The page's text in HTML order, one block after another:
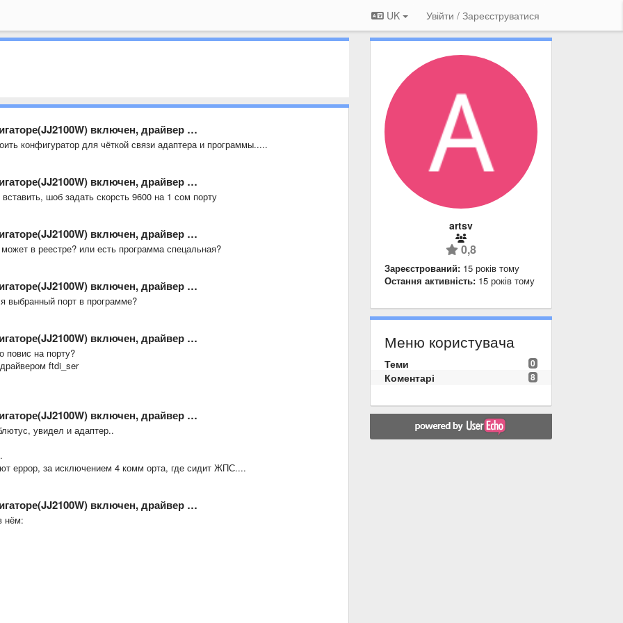
UK Увійти / Зареєструватися
включен, драйвер …
конфигуратор для чёткой связи адаптера и программы.....
включен, драйвер …
шоб задать скорсть 9600 на 1 сом порту
включен, драйвер …
в реестре? или есть программа спецальная?
включен, драйвер …
выбранный порт в программе?
включен, драйвер …
повис на порту?
ftdi_ser
включен, драйвер …
увидел и адаптер..
еррор, за исключением 4 комм орта, где сидит ЖПС....
включен, драйвер …
нём:
artsv
0,8
Зареєстрований: 15 років тому
Остання активність: 15 років тому
Меню користувача
0
Теми
8
Коментарі